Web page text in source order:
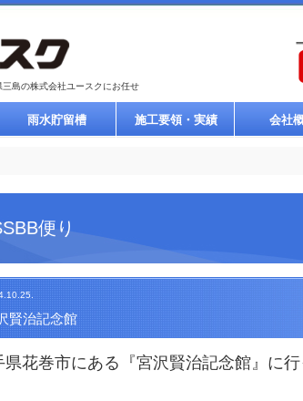
島の株式会社ユースクにお任せ
雨水貯留槽 施工要領・実績 会社
便り
賢治記念館
県花巻市にある『宮沢賢治記念館』に